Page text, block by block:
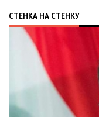
СТЕНКА НА СТЕНКУ